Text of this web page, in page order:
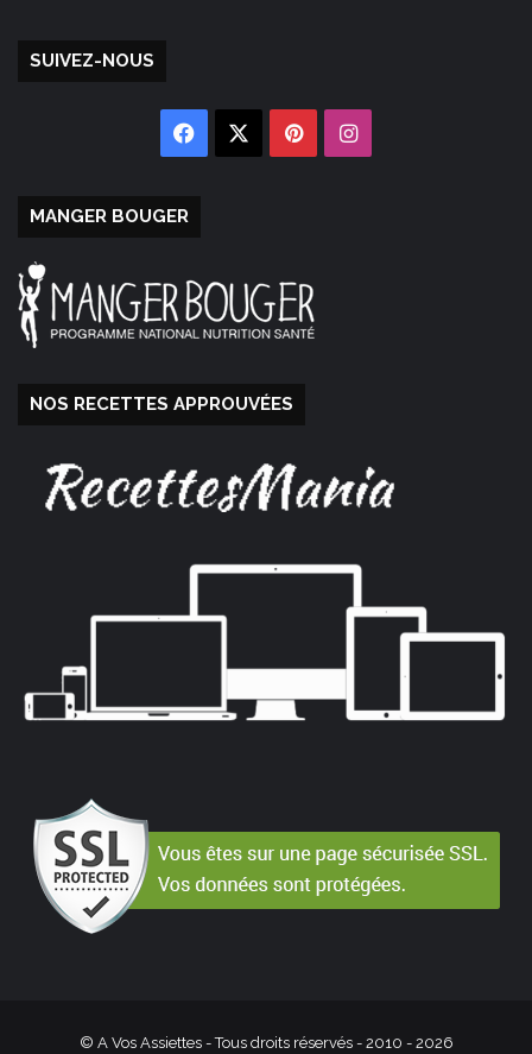
SUIVEZ-NOUS
Facebook PinterestInstagram
MANGER BOUGER
NOS RECETTES APPROUVÉES
© A Vos Assiettes - Tous droits réservés - 2010 - 2026